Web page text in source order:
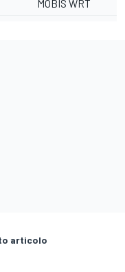
MOBIS WRT
articolo